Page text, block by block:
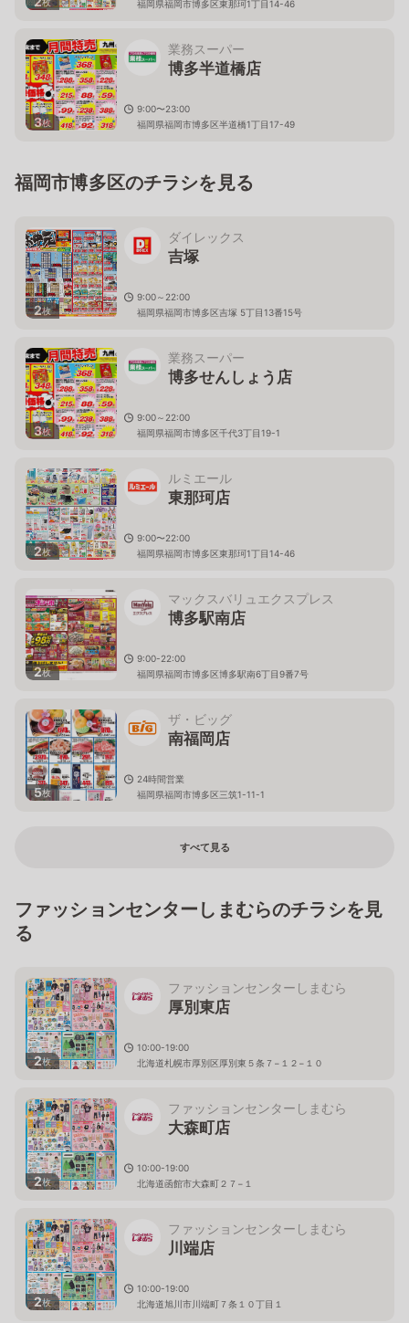
福岡県福岡市博多区東那珂1丁目14-46
3枚
業務スーパー
博多半道橋店
9:00〜23:00
福岡県福岡市博多区半道橋1丁目17-49
福岡市博多区のチラシを見る
2枚
ダイレックス
吉塚
9:00～22:00
福岡県福岡市博多区吉塚 5丁目13番15号
3枚
業務スーパー
博多せんしょう店
9:00～22:00
福岡県福岡市博多区千代3丁目19-1
2枚
ルミエール
東那珂店
9:00〜22:00
福岡県福岡市博多区東那珂1丁目14-46
2枚
マックスバリュエクスプレス
博多駅南店
9:00-22:00
福岡県福岡市博多区博多駅南6丁目9番7号
5枚
ザ・ビッグ
南福岡店
24時間営業
福岡県福岡市博多区三筑1-11-1
すべて見る
ファッションセンターしまむらのチラシを見
る
2枚
ファッションセンターしまむら
厚別東店
10:00-19:00
北海道札幌市厚別区厚別東５条７−１２−１０
2枚
ファッションセンターしまむら
大森町店
10:00-19:00
北海道函館市大森町２７−１
2枚
ファッションセンターしまむら
川端店
10:00-19:00
北海道旭川市川端町７条１０丁目１